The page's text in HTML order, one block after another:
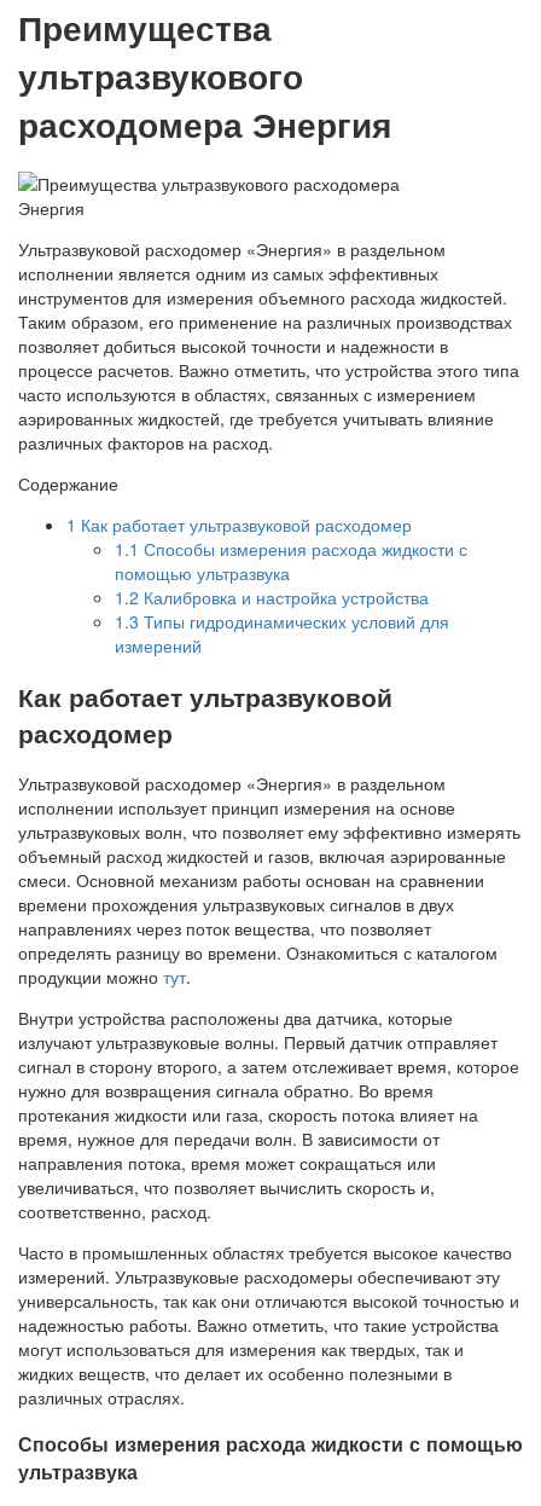
Преимущества
ультразвукового
расходомера Энергия
Ультразвуковой расходомер «Энергия» в раздельном
исполнении является одним из самых эффективных
инструментов для измерения объемного расхода жидкостей.
Таким образом, его применение на различных производствах
позволяет добиться высокой точности и надежности в
процессе расчетов. Важно отметить, что устройства этого типа
часто используются в областях, связанных с измерением
аэрированных жидкостей, где требуется учитывать влияние
различных факторов на расход.
Содержание
1 Как работает ультразвуковой расходомер
1.1 Способы измерения расхода жидкости с
помощью ультразвука
1.2 Калибровка и настройка устройства
1.3 Типы гидродинамических условий для
измерений
Как работает ультразвуковой
расходомер
Ультразвуковой расходомер «Энергия» в раздельном
исполнении использует принцип измерения на основе
ультразвуковых волн, что позволяет ему эффективно измерять
объемный расход жидкостей и газов, включая аэрированные
смеси. Основной механизм работы основан на сравнении
времени прохождения ультразвуковых сигналов в двух
направлениях через поток вещества, что позволяет
определять разницу во времени. Ознакомиться с каталогом
продукции можно тут.
Внутри устройства расположены два датчика, которые
излучают ультразвуковые волны. Первый датчик отправляет
сигнал в сторону второго, а затем отслеживает время, которое
нужно для возвращения сигнала обратно. Во время
протекания жидкости или газа, скорость потока влияет на
время, нужное для передачи волн. В зависимости от
направления потока, время может сокращаться или
увеличиваться, что позволяет вычислить скорость и,
соответственно, расход.
Часто в промышленных областях требуется высокое качество
измерений. Ультразвуковые расходомеры обеспечивают эту
универсальность, так как они отличаются высокой точностью и
надежностью работы. Важно отметить, что такие устройства
могут использоваться для измерения как твердых, так и
жидких веществ, что делает их особенно полезными в
различных отраслях.
Способы измерения расхода жидкости с помощью
ультразвука